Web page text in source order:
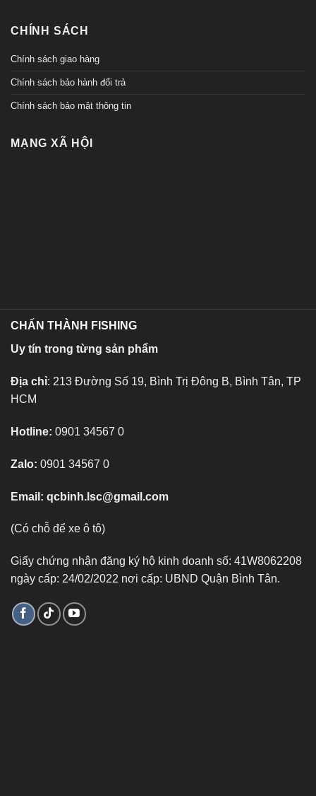
CHÍNH SÁCH
Chính sách giao hàng
Chính sách bảo hành đổi trả
Chính sách bảo mật thông tin
MẠNG XÃ HỘI
CHẤN THÀNH FISHING
Uy tín trong từng sản phẩm
Địa chỉ: 213 Đường Số 19, Bình Trị Đông B, Bình Tân, TP
HCM
Hotline: 0901 34567 0
Zalo: 0901 34567 0
Email: qcbinh.lsc@gmail.com
(Có chỗ để xe ô tô)
Giấy chứng nhận đăng ký hộ kinh doanh số: 41W8062208
ngày cấp: 24/02/2022 nơi cấp: UBND Quận Bình Tân.